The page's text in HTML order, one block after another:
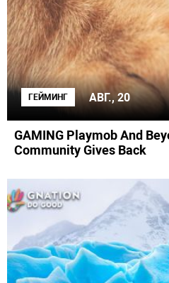
ГЕЙМИНГ АВГ., 20
GAMING Playmob And
Community Gives Back